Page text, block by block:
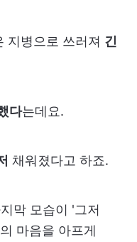
지병으로 쓰러져 긴
다는데요.
채워졌다고 하죠.
막 모습이 '그저
마음을 아프게